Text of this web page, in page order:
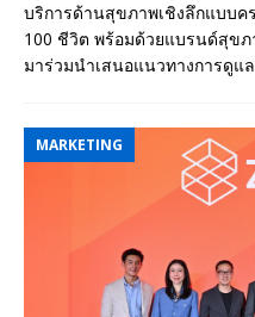
บริการด้านสุขภาพเชิงลึกแบบ
100 ชีวิต พร้อมด้วยแบรนด์สุข
มาร่วมนำเสนอแนวทางการดูแ
MARKETING